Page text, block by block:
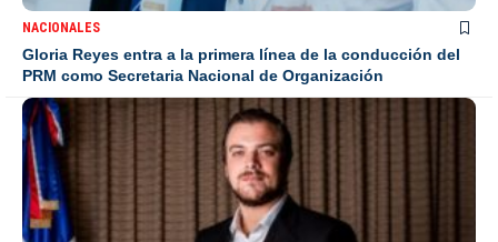
NACIONALES
Gloria Reyes entra a la primera línea de la conducción del
PRM como Secretaria Nacional de Organización